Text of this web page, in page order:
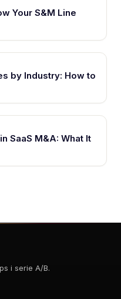
Your S&M Line
by Industry: How to
SaaS M&A: What It
i serie A/B.